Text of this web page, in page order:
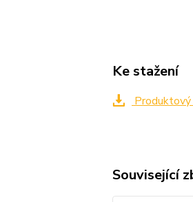
Ke stažení
Související